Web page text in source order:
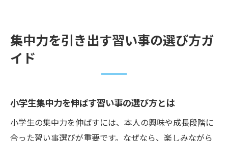
集中力を引き出す習い事の選び方ガ
イド
小学生集中力を伸ばす習い事の選び方とは
小学生の集中力を伸ばすには、本人の興味や成長段階に
合った習い事選びが重要です。なぜなら、楽しみながら